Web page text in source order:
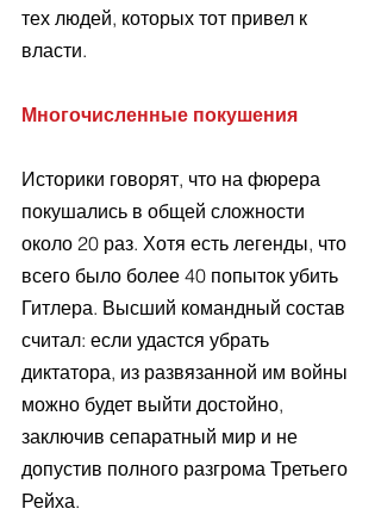
тех людей, которых тот привел к
власти.
Многочисленные покушения
Историки говорят, что на фюрера
покушались в общей сложности
около 20 раз. Хотя есть легенды, что
всего было более 40 попыток убить
Гитлера. Высший командный состав
считал: если удастся убрать
диктатора, из развязанной им войны
можно будет выйти достойно,
заключив сепаратный мир и не
допустив полного разгрома Третьего
Рейха.